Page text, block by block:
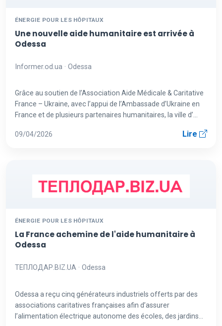
ÉNERGIE POUR LES HÔPITAUX
Une nouvelle aide humanitaire est arrivée à
Odessa
Informer.od.ua · Odessa
Grâce au soutien de l’Association Aide Médicale & Caritative
France – Ukraine, avec l’appui de l’Ambassade d’Ukraine en
France et de plusieurs partenaires humanitaires, la ville d’...
09/04/2026 Lire
ÉNERGIE POUR LES HÔPITAUX
La France achemine de l'aide humanitaire à
Odessa
ТЕПЛОДАР.BIZ.UA · Odessa
Odessa a reçu cinq générateurs industriels offerts par des
associations caritatives françaises afin d’assurer
l’alimentation électrique autonome des écoles, des jardins